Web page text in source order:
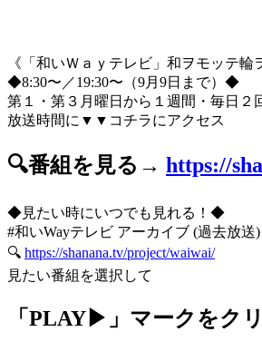
《「和いＷａｙテレビ」和ヲモッテ輪
◆8:30〜／19:30〜（9月9日まで）◆
第１・第３月曜日から１週間・毎日２
放送時間に▼▼コチラにアクセス
🔍番組を見る→ https://
◆見たい時にいつでも見れる！◆
#和いWayテレビ アーカイブ (過去放送)
🔍 https://shanana.tv/project/waiwai/
見たい番組を選択して
「PLAY▶」マークをク